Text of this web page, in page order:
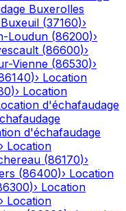
Buxerolles
Buxeuil (37160)›
Loudun (86200)›
(86600)›
Vienne (86530)›
)› Location
)› Location
d'échafaudage
d'échafaudage
› Location
(86170)›
(86400)› Location
)› Location
› Location